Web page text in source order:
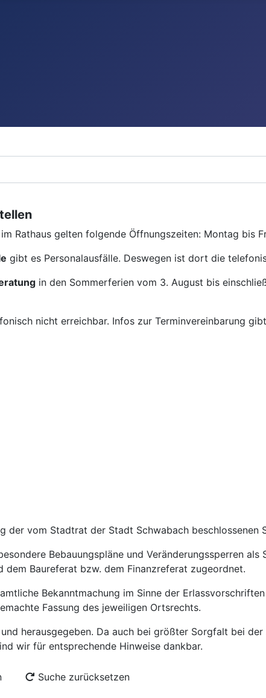
im Rathaus gelten folgende Öffnungszeiten: Montag bis
gibt es Personalausfälle. Deswegen ist dort die
in den Sommerferien vom 3. August bis
nicht erreichbar. Infos zur Terminvereinbarung
der vom Stadtrat der Stadt Schwabach
Bebauungspläne und Veränderungssperren
dem Baureferat bzw. dem Finanzreferat zugeordnet.
Bekanntmachung im Sinne der
Fassung des jeweiligen Ortsrechts.
herausgegeben. Da auch bei größter Sorgfalt bei
wir für entsprechende Hinweise dankbar.
Suche zurücksetzen